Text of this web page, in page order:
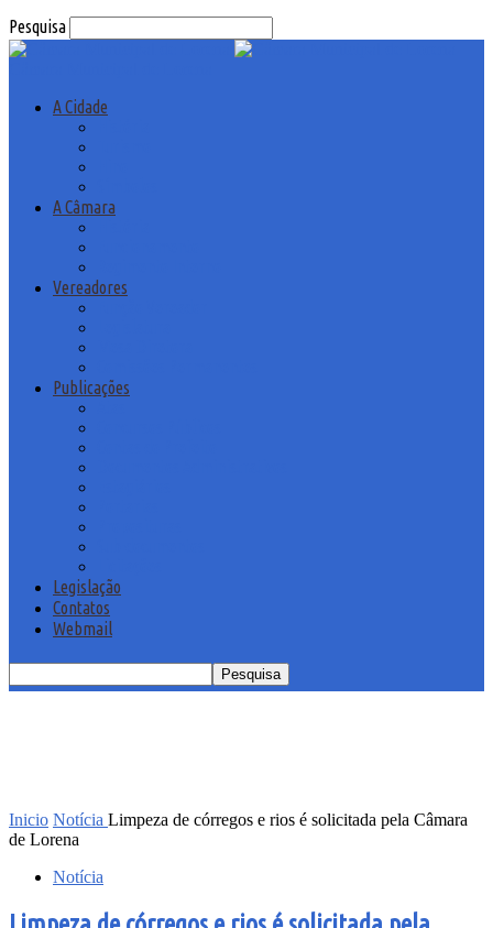
Pesquisa
A Cidade
A Câmara
Vereadores
Publicações
Legislação
Contatos
Webmail
Inicio Notícia Limpeza de córregos e rios é solicitada pela Câmara
de Lorena
Notícia